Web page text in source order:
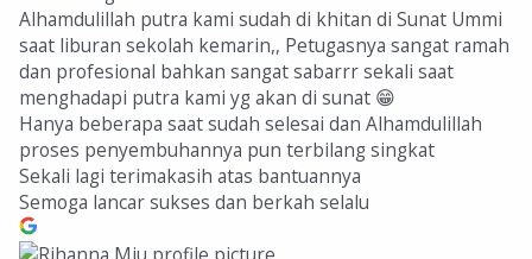
Alhamdulillah putra kami sudah di khitan di Sunat Ummi
saat liburan sekolah kemarin,, Petugasnya sangat ramah
dan profesional bahkan sangat sabarrr sekali saat
menghadapi putra kami yg akan di sunat 😁
Hanya beberapa saat sudah selesai dan Alhamdulillah
proses penyembuhannya pun terbilang singkat
Sekali lagi terimakasih atas bantuannya
Semoga lancar sukses dan berkah selalu